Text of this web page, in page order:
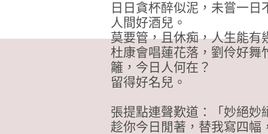
日日貪杯醉似泥，未嘗一
人間好酒兒。
莫要管，且休痴，人生能有
杜康會唱蓮花落，劉伶好舞
籬，今日人何在？
留得好名兒。
張提點連聲歎道：「妙絕妙
趁你今日閒著，替我寫四幅